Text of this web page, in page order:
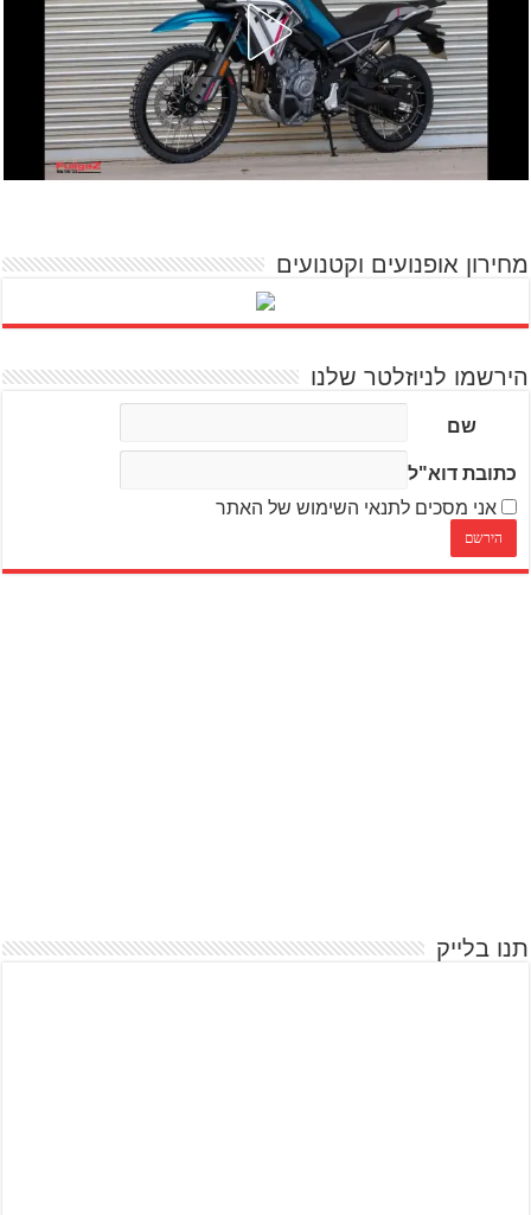
מחירון אופנועים וקטנועים
הירשמו לניוזלטר שלנו
שם
כתובת דוא"ל
אני מסכים לתנאי השימוש של האתר
תנו בלייק